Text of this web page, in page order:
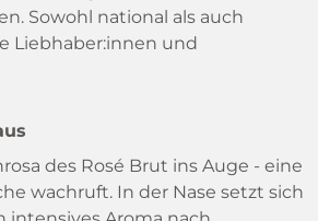
Sowohl national als auch
Liebhaber:innen und
des Rosé Brut ins Auge - eine
wachruft. In der Nase setzt sich